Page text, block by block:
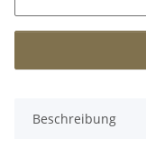
Beschreibung